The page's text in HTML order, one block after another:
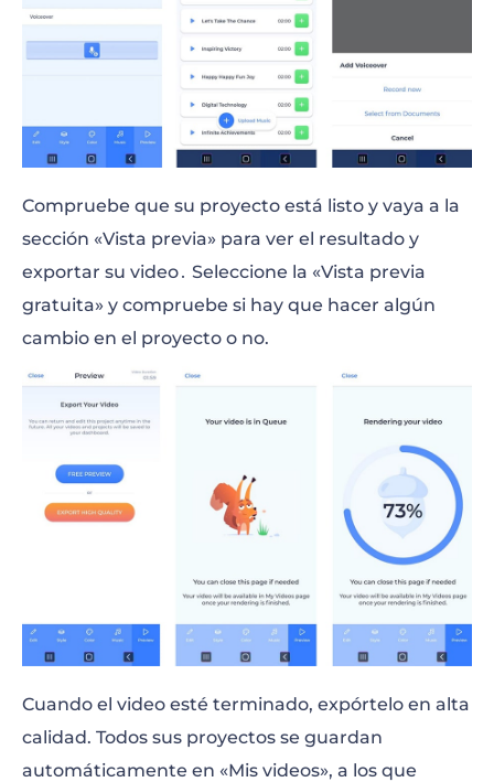
Compruebe que su proyecto está listo y vaya a la
sección «Vista previa» para ver el resultado y
exportar su video․ Seleccione la «Vista previa
gratuita» y compruebe si hay que hacer algún
cambio en el proyecto o no.
Cuando el video esté terminado, expórtelo en alta
calidad. Todos sus proyectos se guardan
automáticamente en «Mis videos», a los que